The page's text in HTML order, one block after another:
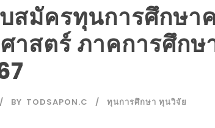
สมัครทุนการศึกษา
าสตร์ ภาคการศึกษ
BY TODSAPON.C ทุนการศึกษา ทุนวิจัย